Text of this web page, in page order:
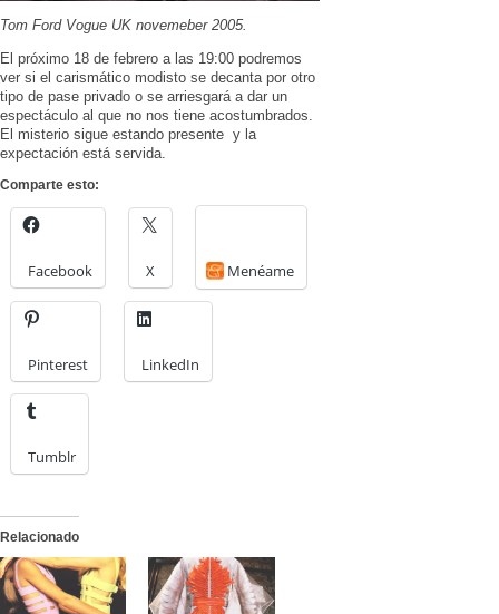
Tom Ford Vogue UK novemeber 2005.
El próximo 18 de febrero a las 19:00 podremos
ver si el carismático modisto se decanta por otro
tipo de pase privado o se arriesgará a dar un
espectáculo al que no nos tiene acostumbrados.
El misterio sigue estando presente y la
expectación está servida.
Comparte esto:
Facebook X Menéame
Pinterest LinkedIn
Tumblr
Relacionado